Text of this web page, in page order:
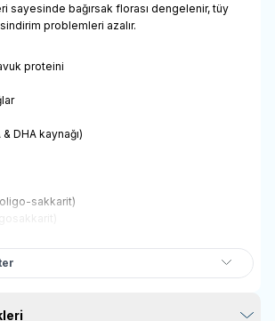
sayesinde bağırsak florası dengelenir, tüy
problemleri azalır.
proteini
& DHA kaynağı)
sakkarit)